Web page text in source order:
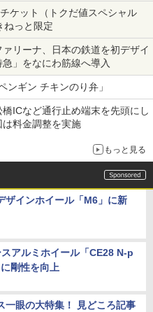
ケット（トクだ値スペシャル
ねっと限定
リーナ、日本の鉄道を初デザイ
」をなにわ筋線へ導入
ンギン チキンのり弁」
ICなど通行止め端末を先頭にし
料金調整を実施
もっと見る
ザインホイール「M6」に新
アルミホイール「CE28 N-p
剛性を向上
一眼の大特集！ 見どころ記事